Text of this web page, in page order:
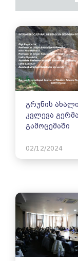
გრუნის ახალი
კვლევა
გამოცემაში
02/12/2024